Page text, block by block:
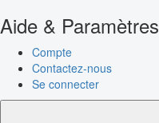
Aide & Paramètres
Compte
Contactez-nous
Se connecter